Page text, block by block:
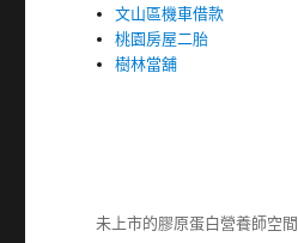
文山區機車借款
桃園房屋二胎
樹林當舖
未上市的膠原蛋白營養師空間